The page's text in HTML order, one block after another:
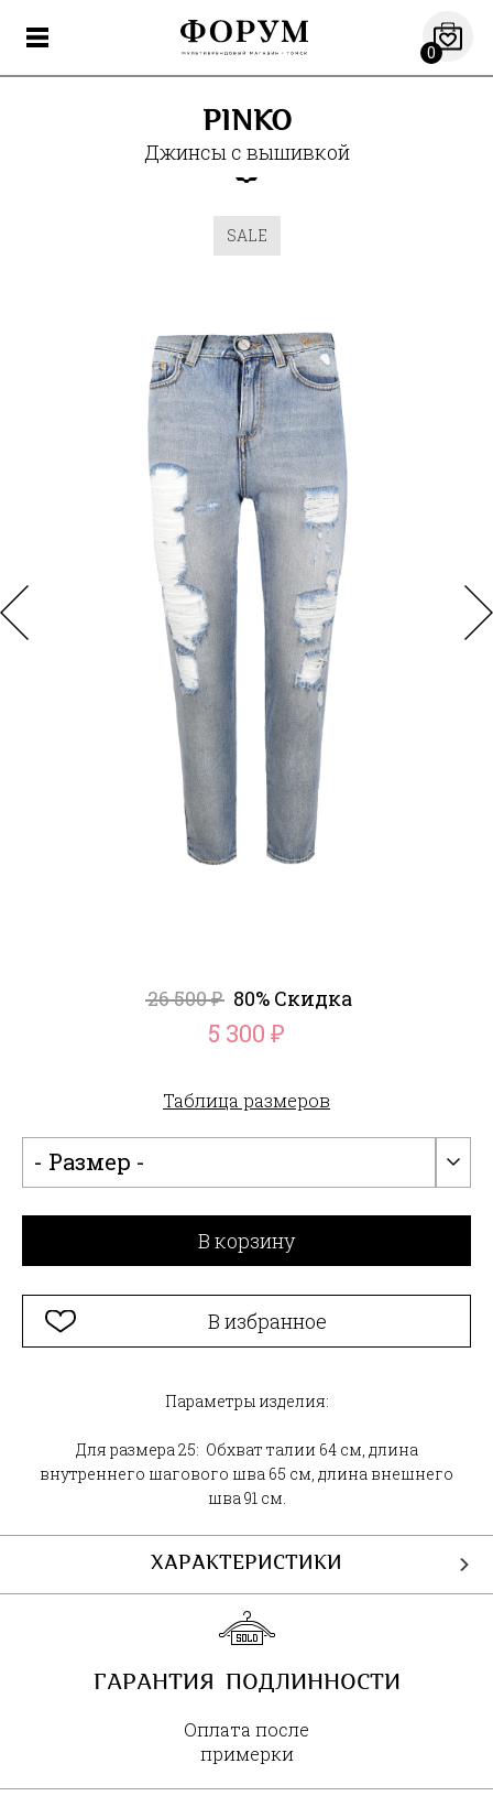
0
PINKO
Джинсы с вышивкой
SALE
26 500₽ 80% Скидка
5 300 ₽
Таблица размеров
- Размер -
В корзину
В избранное
Параметры изделия:
Для размера 25: Обхват талии 64 см, длина
внутреннего шагового шва 65 см, длина внешнего
шва 91 см.
ХАРАКТЕРИСТИКИ
ГАРАНТИЯ ПОДЛИННОСТИ
Оплата после
примерки